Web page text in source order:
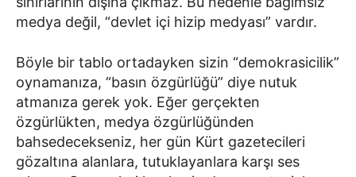
medya değil, “devlet içi hizip medyası” vardır.
Böyle bir tablo ortadayken sizin “demokrasicilik”
oynamanıza, “basın özgürlüğü” diye nutuk
atmanıza gerek yok. Eğer gerçekten
özgürlükten, medya özgürlüğünden
bahsedecekseniz, her gün Kürt gazetecileri
gözaltına alanlara, tutuklayanlara karşı ses